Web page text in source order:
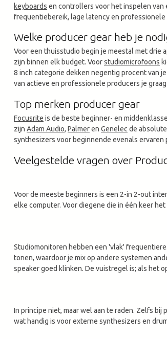
keyboards en controllers voor het inspelen van
frequentiebereik, lage latency en professionele
Welke producer gear heb je
Voor een thuisstudio begin je meestal met drie
zijn binnen elk budget. Voorstudiomicrofoons
8 inch categorie dekken negentig procent van
van actieve en professionele producers je
Top merken producer gear
Focusrite is de beste beginner- en
zijn Adam Audio, Palmeren Genelec de
synthesizers voor beginnende evenals ervaren
Veelgestelde vragen over
Voor de meeste beginners is een 2-in 2-out
elke computer. Voor diegene die in één keer
Studiomonitoren hebben een 'vlak'
tonen, waardoor je mix op andere systemen
speaker goed klinken. De vuistregel is; als het
In principe niet, maar wel aan te raden. Zelfs
wat handig is voor externe synthesizers en